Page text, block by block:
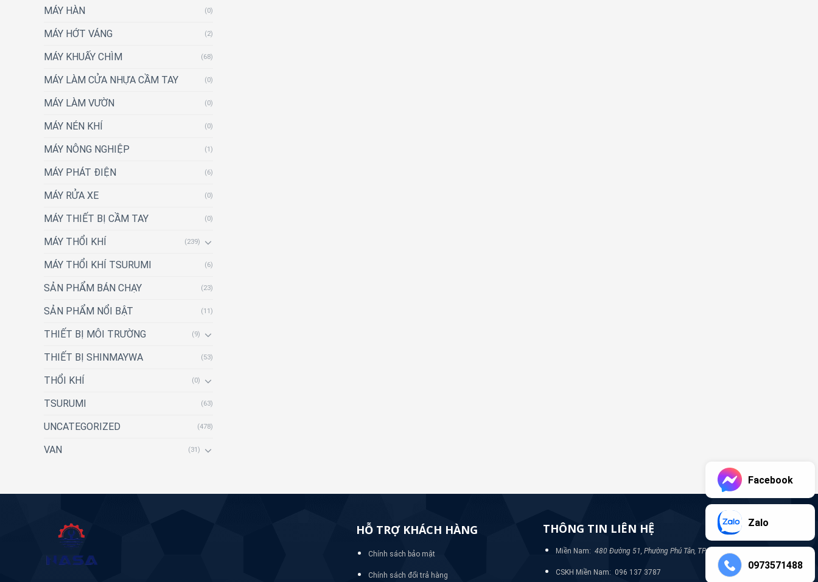
MÁY HÀN (0)
MÁY HỚT VÁNG (2)
MÁY KHUẤY CHÌM (68)
MÁY LÀM CỬA NHỰA CẦM TAY (0)
MÁY LÀM VƯỜN (0)
MÁY NÉN KHÍ (0)
MÁY NÔNG NGHIỆP (1)
MÁY PHÁT ĐIỆN (6)
MÁY RỬA XE (0)
MÁY THIẾT BỊ CẦM TAY (0)
MÁY THỔI KHÍ (239)
MÁY THỔI KHÍ TSURUMI (6)
SẢN PHẨM BÁN CHẠY (23)
SẢN PHẨM NỔI BẬT (11)
THIẾT BỊ MÔI TRƯỜNG (9)
THIẾT BỊ SHINMAYWA (53)
THỔI KHÍ (0)
TSURUMI (63)
UNCATEGORIZED (478)
VAN (31)
HỖ TRỢ KHÁCH HÀNG
Chính sách bảo mật
Chính sách đổi trả hàng
THÔNG TIN LIÊN HỆ
Miền Nam: 480 Đường 51, Phường Phú Tân, TP Bình Dương
CSKH Miền Nam: 096 137 3787
Facebook
Zalo
0973571488